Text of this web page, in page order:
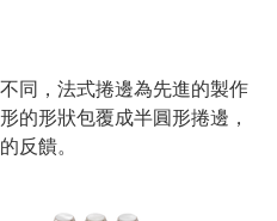
同，法式捲邊為先進的製作
的形狀包覆成半圓形捲邊，
反饋。